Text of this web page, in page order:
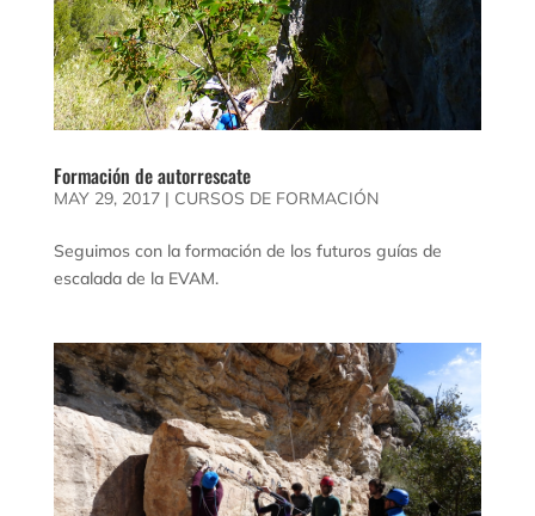
Formación de autorrescate
MAY 29, 2017| CURSOS DE FORMACIÓN
Seguimos con la formación de los futuros guías de
escalada de la EVAM.